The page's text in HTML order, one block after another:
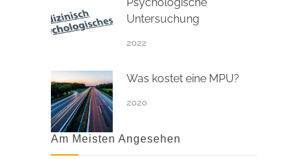
Untersuchung
2022
Was kostet eine MPU?
2020
Am Meisten Angesehen